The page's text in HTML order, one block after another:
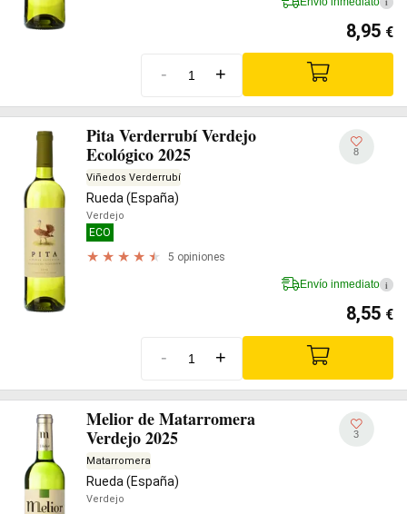
8,95 €
- +
Pita Verderrubí Verdejo
Ecológico 2025
Viñedos Verderrubí
Rueda (España)
Verdejo
ECO
5 opiniones
8
Envío inmediato i
8,55 €
- +
Melior de Matarromera
Verdejo 2025
Matarromera
Rueda (España)
Verdejo
3